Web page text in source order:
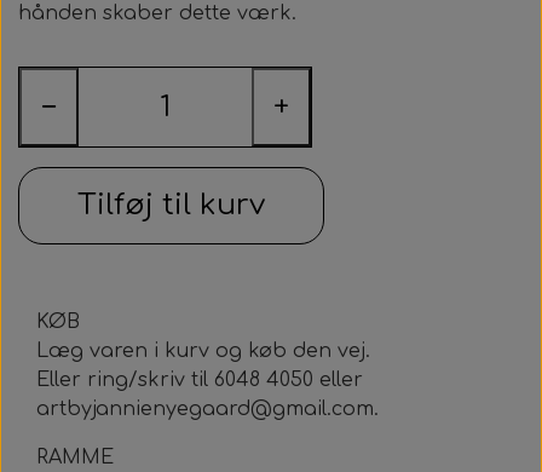
hånden skaber dette værk.
− +
Tilføj til kurv
KØB
Læg varen i kurv og køb den vej.
Eller ring/skriv til 6048 4050 eller
artbyjannienyegaard@gmail.com.
RAMME